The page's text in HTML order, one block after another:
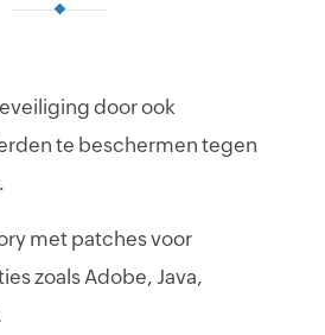
door ook
te beschermen tegen
met patches voor
zoals Adobe, Java,